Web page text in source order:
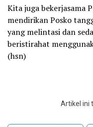
Kita juga bekerjasama
mendirikan Posko
yang melintasi dan
beristirahat
(hsn)
Artikel ini